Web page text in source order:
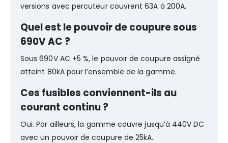
versions avec percuteur couvrent 63A à 200A.
Quel est le pouvoir de coupure sous
690V AC ?
Sous 690V AC +5 %, le pouvoir de coupure assigné
atteint 80kA pour l’ensemble de la gamme.
Ces fusibles conviennent-ils au
courant continu ?
Oui. Par ailleurs, la gamme couvre jusqu’à 440V DC
avec un pouvoir de coupure de 25kA.